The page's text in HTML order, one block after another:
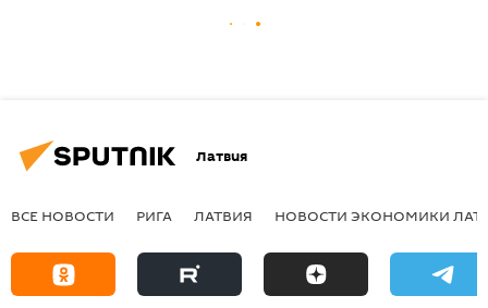
Латвия
ВСЕ НОВОСТИ РИГА ЛАТВИЯ НОВОСТИ ЭКОНОМИКИ